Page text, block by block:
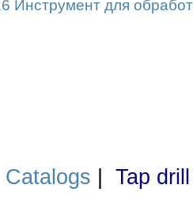
Инструмент для
Catalogs Tap